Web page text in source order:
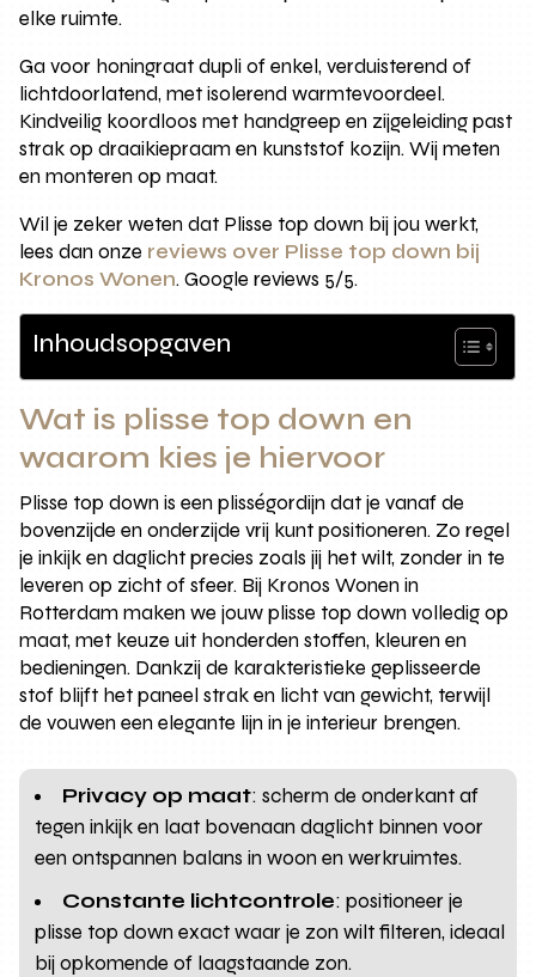
elke ruimte.
Ga voor honingraat dupli of enkel, verduisterend of
lichtdoorlatend, met isolerend warmtevoordeel.
Kindveilig koordloos met handgreep en zijgeleiding past
strak op draaikiepraam en kunststof kozijn. Wij meten
en monteren op maat.
Wil je zeker weten dat Plisse top down bij jou werkt,
lees dan onze reviews over Plisse top down bij
Kronos Wonen. Google reviews 5/5.
Inhoudsopgaven
Wat is plisse top down en
waarom kies je hiervoor
Plisse top down is een plisségordijn dat je vanaf de
bovenzijde en onderzijde vrij kunt positioneren. Zo regel
je inkijk en daglicht precies zoals jij het wilt, zonder in te
leveren op zicht of sfeer. Bij Kronos Wonen in
Rotterdam maken we jouw plisse top down volledig op
maat, met keuze uit honderden stoffen, kleuren en
bedieningen. Dankzij de karakteristieke geplisseerde
stof blijft het paneel strak en licht van gewicht, terwijl
de vouwen een elegante lijn in je interieur brengen.
Privacy op maat: scherm de onderkant af
tegen inkijk en laat bovenaan daglicht binnen voor
een ontspannen balans in woon en werkruimtes.
Constante lichtcontrole: positioneer je
plisse top down exact waar je zon wilt filteren, ideaal
bij opkomende of laagstaande zon.